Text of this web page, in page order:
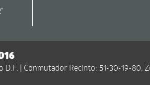
| Conmutador Recinto: 51-30-19-80,